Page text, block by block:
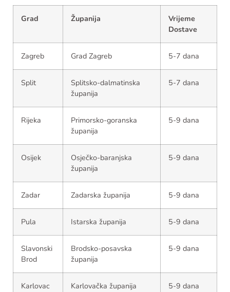
Grad Županija
Vrijeme
Dostave
Zagreb Grad Zagreb 5-7 dana
Split
Splitsko-dalmatinska
županija
5-7 dana
Rijeka
Primorsko-goranska
županija
5-9 dana
Osijek
Osječko-baranjska
županija
5-9 dana
Zadar Zadarska županija 5-9 dana
Pula Istarska županija 5-9 dana
Slavonski
Brod
Brodsko-posavska
županija
5-9 dana
Karlovac Karlovačka županija 5-9 dana